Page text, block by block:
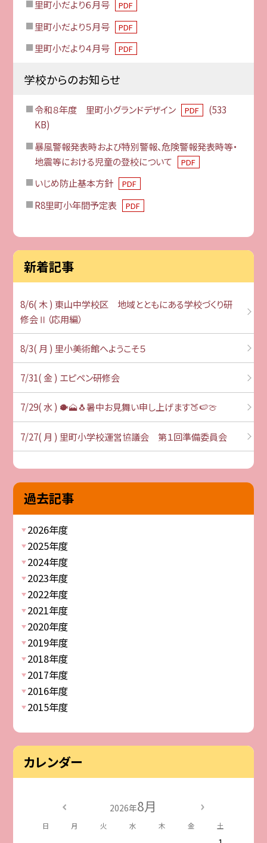
里町小だより６月号 PDF
里町小だより５月号 PDF
里町小だより４月号 PDF
学校からのお知らせ
令和８年度 里町小グランドデザイン PDF
(533
KB)
暴風警報発表時および特別警報、危険警報発表時等・
地震等における児童の登校について
PDF
いじめ防止基本方針 PDF
R8里町小年間予定表 PDF
新着記事
8/6( 木 ) 東山中学校区 地域とともにある学校づくり研
修会Ⅱ（応用編）
8/3( 月 ) 里小美術館へようこそ５
7/31( 金 ) エピペン研修会
7/29( 水 ) 🐡🗻🐧暑中お見舞い申し上げます🍑🍉🍈
7/27( 月 ) 里町小学校運営協議会 第１回準備委員会
過去記事
2026年度
2025年度
2024年度
2023年度
2022年度
2021年度
2020年度
2019年度
2018年度
2017年度
2016年度
2015年度
カレンダー
2026年8月
日 月 火 水 木 金 土